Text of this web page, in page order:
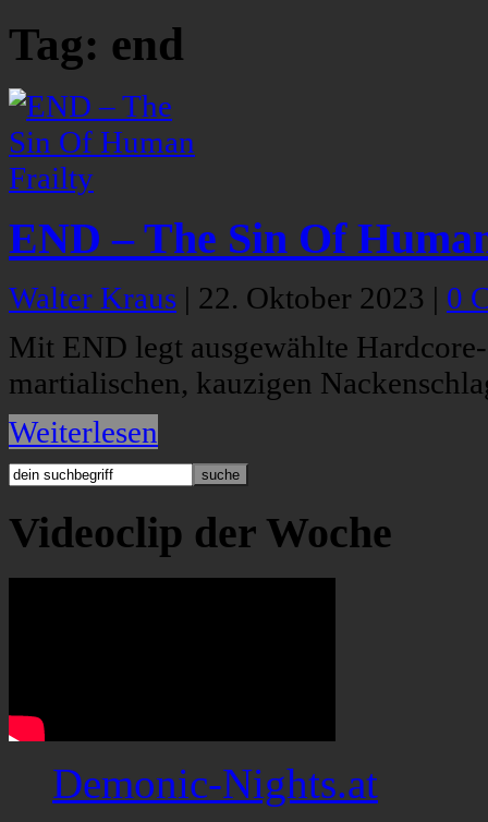
Tag: end
END – The Sin Of
Walter Kraus | 22. Oktober 2023 | 0
Mit END legt ausgewählte
martialischen, kauzigen
Weiterlesen
Videoclip der Woche
Demonic-Nights.at